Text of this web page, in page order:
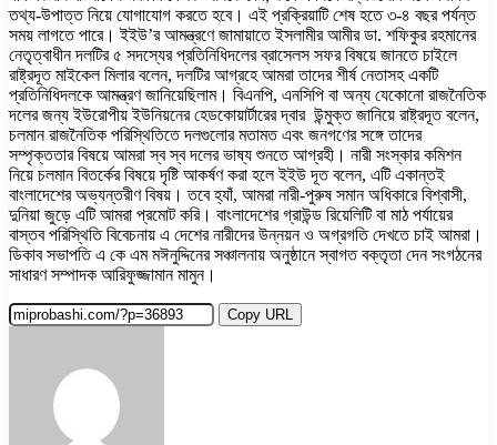
তথ্য-উপাত্ত নিয়ে যোগাযোগ করতে হবে। এই প্রক্রিয়াটি শেষ হতে ৩-৪ বছর পর্যন্ত
সময় লাগতে পারে। ইইউ’র আমন্ত্রণে জামায়াতে ইসলামীর আমীর ডা. শফিকুর রহমানের
নেতৃত্বাধীন দলটির ৫ সদস্যের প্রতিনিধিদলের ব্রাসেলস সফর বিষয়ে জানতে চাইলে
রাষ্ট্রদূত মাইকেল মিলার বলেন, দলটির আগ্রহে আমরা তাদের শীর্ষ নেতাসহ একটি
প্রতিনিধিদলকে আমন্ত্রণ জানিয়েছিলাম। বিএনপি, এনসিপি বা অন্য যেকোনো রাজনৈতিক
দলের জন্য ইউরোপীয় ইউনিয়নের হেডকোয়ার্টারের দ্বার উন্মুক্ত জানিয়ে রাষ্ট্রদূত বলেন,
চলমান রাজনৈতিক পরিস্থিতিতে দলগুলোর মতামত এবং জনগণের সঙ্গে তাদের
সম্পৃক্ততার বিষয়ে আমরা স্ব স্ব দলের ভাষ্য শুনতে আগ্রহী। নারী সংস্কার কমিশন
নিয়ে চলমান বিতর্কের বিষয়ে দৃষ্টি আকর্ষণ করা হলে ইইউ দূত বলেন, এটি একান্তই
বাংলাদেশের অভ্যন্তরীণ বিষয়। তবে হ্যাঁ, আমরা নারী-পুরুষ সমান অধিকারে বিশ্বাসী,
দুনিয়া জুড়ে এটি আমরা প্রমোট করি। বাংলাদেশের গ্রাউন্ড রিয়েলিটি বা মাঠ পর্যায়ের
বাস্তব পরিস্থিতি বিবেচনায় এ দেশের নারীদের উন্নয়ন ও অগ্রগতি দেখতে চাই আমরা।
ডিকাব সভাপতি এ কে এম মঈনুদ্দিনের সঞ্চালনায় অনুষ্ঠানে স্বাগত বক্তৃতা দেন সংগঠনের
সাধারণ সম্পাদক আরিফুজ্জামান মামুন।
Copy URL